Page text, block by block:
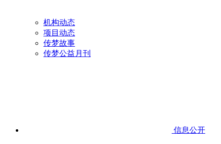
机构动态
项目动态
传梦故事
传梦公益月刊
信息公开